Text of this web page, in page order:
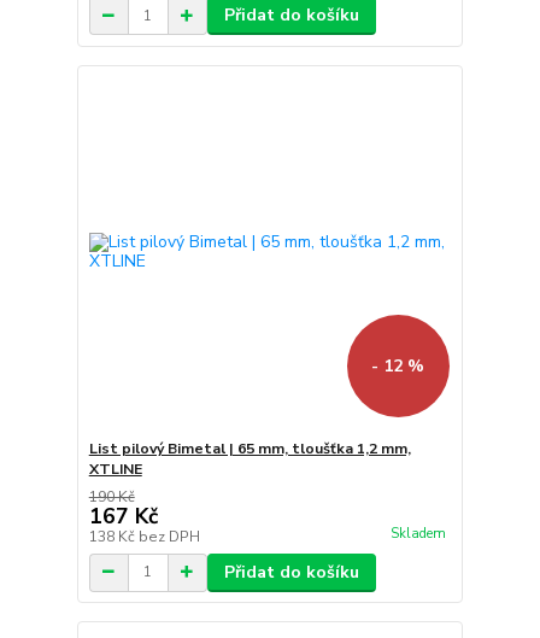
Přidat do košíku
- 12 %
List pilový Bimetal | 65 mm, tloušťka 1,2 mm,
XTLINE
190 Kč
167 Kč
138 Kč bez DPH Skladem
Přidat do košíku